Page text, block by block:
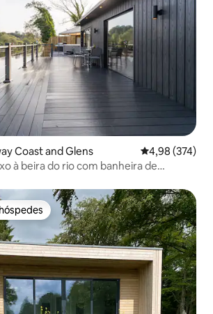
Coast and Glens 4,98 de uma
4,98 (374)
à beira do rio com banheira de
preferidos dos hóspedes